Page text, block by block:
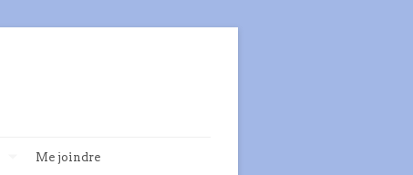
Me joindre